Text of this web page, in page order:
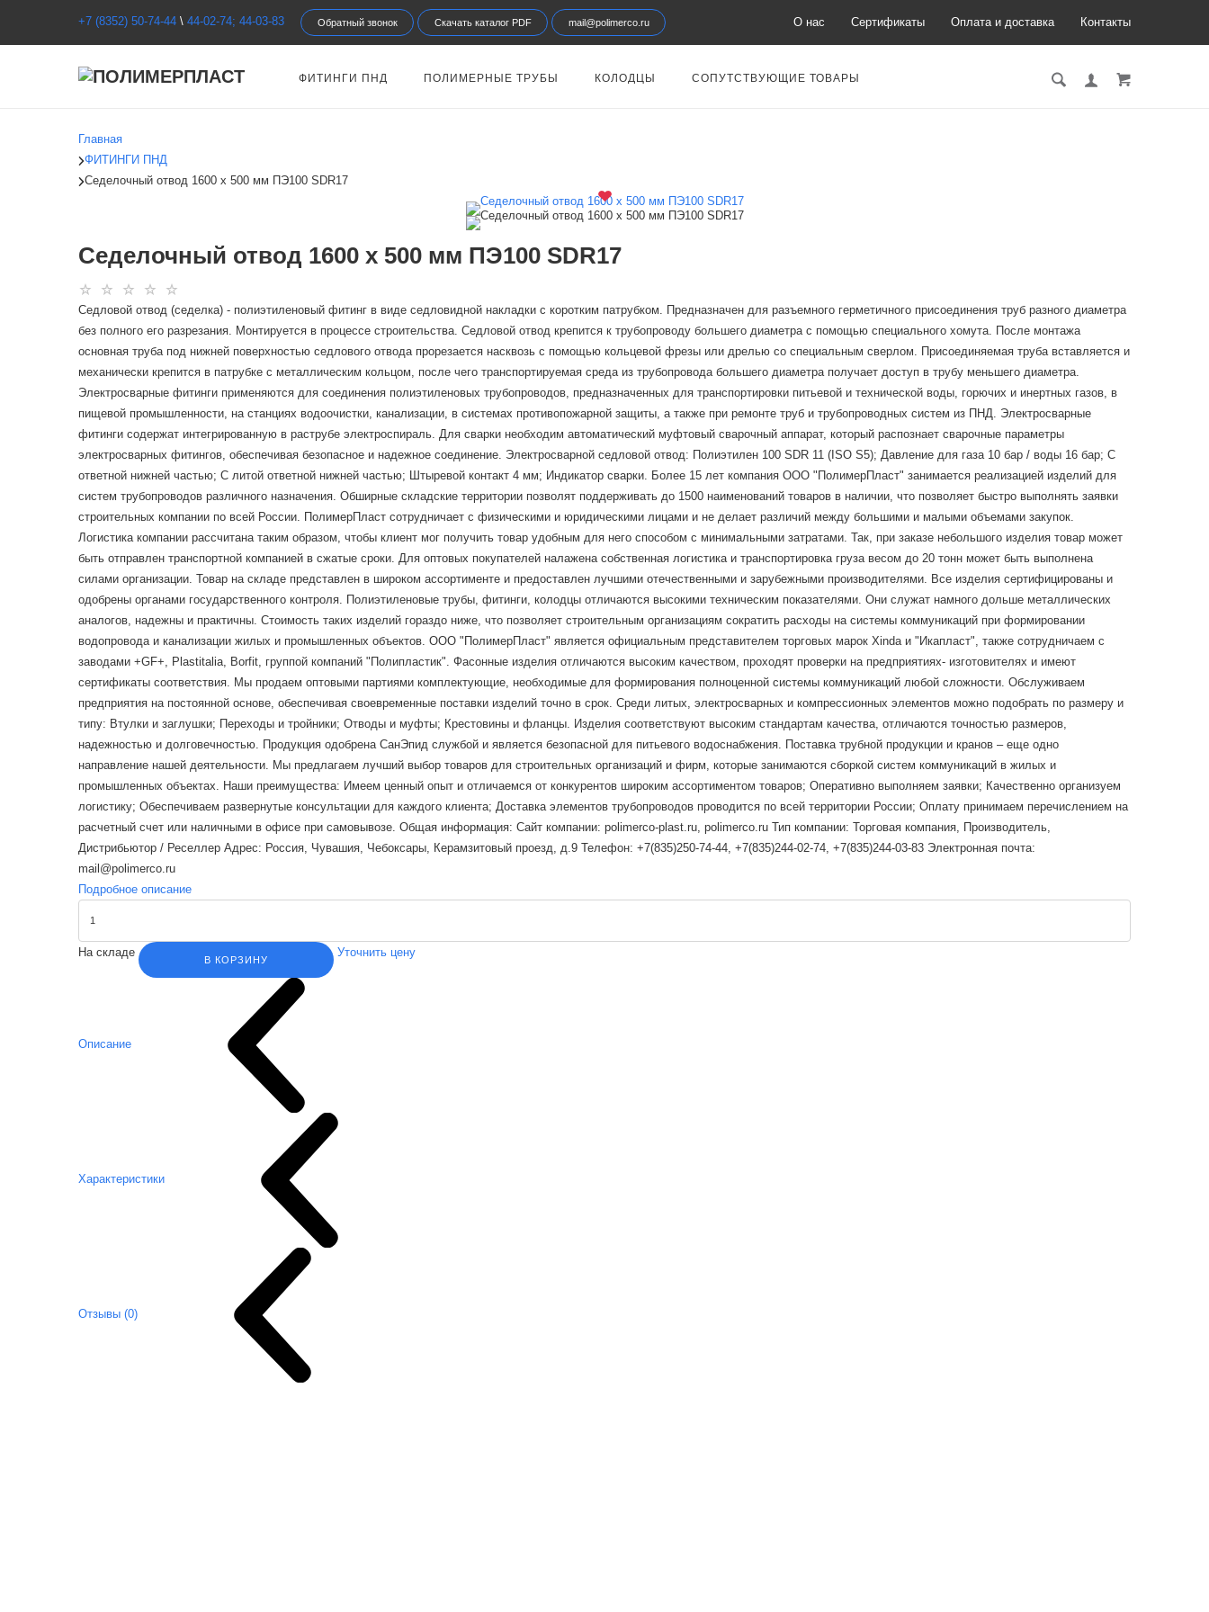
+7 (8352) 50-74-44 \ 44-02-74; 44-03-83 Обратный звонок Скачать каталог PDF mail@polimerco.ru О нас Сертификаты Оплата и доставка Контакты
ФИТИНГИ ПНД ПОЛИМЕРНЫЕ ТРУБЫ КОЛОДЦЫ СОПУТСТВУЮЩИЕ ТОВАРЫ
Главная
ФИТИНГИ ПНД
Седелочный отвод 1600 х 500 мм ПЭ100 SDR17
Седелочный отвод 1600 х 500 мм ПЭ100 SDR17
Седловой отвод (седелка) - полиэтиленовый фитинг в виде седловидной накладки с коротким патрубком. Предназначен для разъемного герметичного присоединения труб разного диаметра
без полного его разрезания. Монтируется в процессе строительства. Седловой отвод крепится к трубопроводу большего диаметра с помощью специального хомута. После монтажа
основная труба под нижней поверхностью седлового отвода прорезается насквозь с помощью кольцевой фрезы или дрелью со специальным сверлом. Присоединяемая труба вставляется и
механически крепится в патрубке с металлическим кольцом, после чего транспортируемая среда из трубопровода большего диаметра получает доступ в трубу меньшего диаметра.
Электросварные фитинги применяются для соединения полиэтиленовых трубопроводов, предназначенных для транспортировки питьевой и технической воды, горючих и инертных газов, в
пищевой промышленности, на станциях водоочистки, канализации, в системах противопожарной защиты, а также при ремонте труб и трубопроводных систем из ПНД. Электросварные
фитинги содержат интегрированную в раструбе электроспираль. Для сварки необходим автоматический муфтовый сварочный аппарат, который распознает сварочные параметры
электросварных фитингов, обеспечивая безопасное и надежное соединение. Электросварной седловой отвод: Полиэтилен 100 SDR 11 (ISO S5); Давление для газа 10 бар / воды 16 бар; С
ответной нижней частью; С литой ответной нижней частью; Штыревой контакт 4 мм; Индикатор сварки. Более 15 лет компания ООО "ПолимерПласт" занимается реализацией изделий для
систем трубопроводов различного назначения. Обширные складские территории позволят поддерживать до 1500 наименований товаров в наличии, что позволяет быстро выполнять заявки
строительных компании по всей России. ПолимерПласт сотрудничает с физическими и юридическими лицами и не делает различий между большими и малыми объемами закупок.
Логистика компании рассчитана таким образом, чтобы клиент мог получить товар удобным для него способом с минимальными затратами. Так, при заказе небольшого изделия товар может
быть отправлен транспортной компанией в сжатые сроки. Для оптовых покупателей налажена собственная логистика и транспортировка груза весом до 20 тонн может быть выполнена
силами организации. Товар на складе представлен в широком ассортименте и предоставлен лучшими отечественными и зарубежными производителями. Все изделия сертифицированы и
одобрены органами государственного контроля. Полиэтиленовые трубы, фитинги, колодцы отличаются высокими техническим показателями. Они служат намного дольше металлических
аналогов, надежны и практичны. Стоимость таких изделий гораздо ниже, что позволяет строительным организациям сократить расходы на системы коммуникаций при формировании
водопровода и канализации жилых и промышленных объектов. ООО "ПолимерПласт" является официальным представителем торговых марок Xinda и "Икапласт", также сотрудничаем с
заводами +GF+, Plastitalia, Borfit, группой компаний "Полипластик". Фасонные изделия отличаются высоким качеством, проходят проверки на предприятиях- изготовителях и имеют
сертификаты соответствия. Мы продаем оптовыми партиями комплектующие, необходимые для формирования полноценной системы коммуникаций любой сложности. Обслуживаем
предприятия на постоянной основе, обеспечивая своевременные поставки изделий точно в срок. Среди литых, электросварных и компрессионных элементов можно подобрать по размеру и
типу: Втулки и заглушки; Переходы и тройники; Отводы и муфты; Крестовины и фланцы. Изделия соответствуют высоким стандартам качества, отличаются точностью размеров,
надежностью и долговечностью. Продукция одобрена СанЭпид службой и является безопасной для питьевого водоснабжения. Поставка трубной продукции и кранов – еще одно
направление нашей деятельности. Мы предлагаем лучший выбор товаров для строительных организаций и фирм, которые занимаются сборкой систем коммуникаций в жилых и
промышленных объектах. Наши преимущества: Имеем ценный опыт и отличаемся от конкурентов широким ассортиментом товаров; Оперативно выполняем заявки; Качественно организуем
логистику; Обеспечиваем развернутые консультации для каждого клиента; Доставка элементов трубопроводов проводится по всей территории России; Оплату принимаем перечислением на
расчетный счет или наличными в офисе при самовывозе. Общая информация: Сайт компании: polimerco-plast.ru, polimerco.ru Тип компании: Торговая компания, Производитель,
Дистрибьютор / Реселлер Адрес: Россия, Чувашия, Чебоксары, Керамзитовый проезд, д.9 Телефон: +7(835)250-74-44, +7(835)244-02-74, +7(835)244-03-83 Электронная почта:
mail@polimerco.ru
Подробное описание
На складе
В КОРЗИНУ
Уточнить цену
Описание
Характеристики
Отзывы (0)